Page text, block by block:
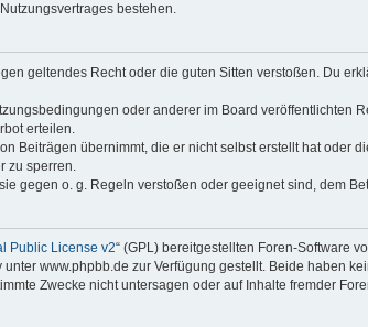
bestehen.
geltendes Recht oder die guten Sitten verstoßen. Du
oder anderer im Board veröffentlichten
erteilen.
Beiträgen übernimmt, die er nicht selbst erstellt hat oder
zu sperren.
gegen o. g. Regeln verstoßen oder geeignet sind, dem
Public License v2“ (GPL) bereitgestellten Foren-Software
www.phpbb.de zur Verfügung gestellt. Beide haben
Zwecke nicht untersagen oder auf Inhalte fremder